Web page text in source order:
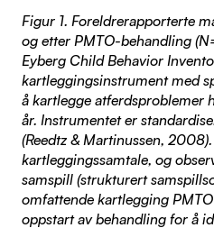
Figur 1. Foreldrerapporterte
og etter PMTO-behandling
Eyberg Child Behavior
kartleggingsinstrument med
å kartlegge atferdsproblemer
år. Instrumentet er
(Reedtz & Martinussen,
kartleggingssamtale, og
samspill (strukturert
omfattende kartlegging
oppstart av behandling for å